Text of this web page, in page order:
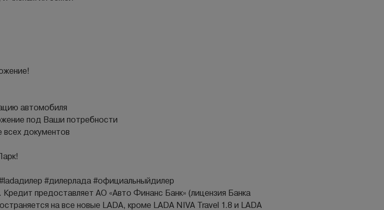
автомобиля
под Ваши потребности
документов
#дилерлада #официальныйдилер
предоставляет АО «Авто Финанс Банк» (лицензия Банка
на все новые LADA, кроме LADA NIVA Travel 1.8 и LADA